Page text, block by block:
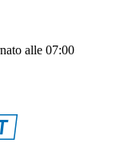
alle 07:00